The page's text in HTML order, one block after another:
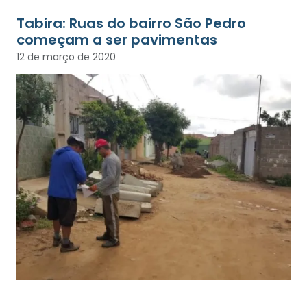
Tabira: Ruas do bairro São Pedro
começam a ser pavimentas
12 de março de 2020